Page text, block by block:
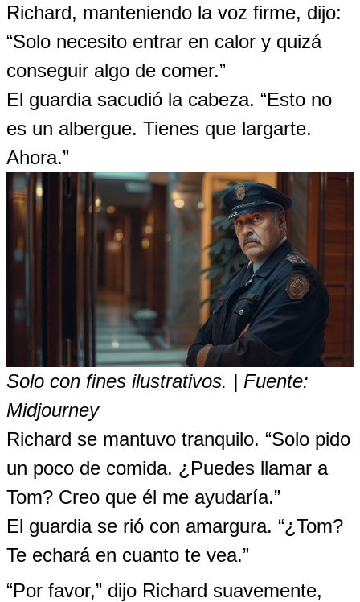
Richard, manteniendo la voz firme, dijo:
“Solo necesito entrar en calor y quizá
conseguir algo de comer.”
El guardia sacudió la cabeza. “Esto no
es un albergue. Tienes que largarte.
Ahora.”
Solo con fines ilustrativos. | Fuente:
Midjourney
Richard se mantuvo tranquilo. “Solo pido
un poco de comida. ¿Puedes llamar a
Tom? Creo que él me ayudaría.”
El guardia se rió con amargura. “¿Tom?
Te echará en cuanto te vea.”
“Por favor,” dijo Richard suavemente,